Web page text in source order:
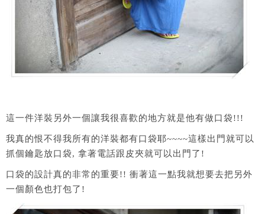
這一件洋裝另外一個讓我很喜歡的地方就是他有做口袋!!!
我真的恨不得我所有的洋裝都有口袋耶~~~~這樣出門就可以
抓個鑰匙放口袋, 拿著電話跟皮夾就可以出門了!
口袋的設計真的非常的重要!! 衝著這一點我就想要去把另外
一個顏色也打包了!